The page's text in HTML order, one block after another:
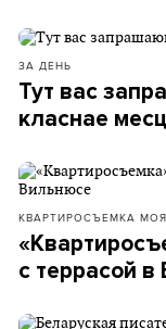
ЗА ДЕНЬ
Тут вас
класнае
КВАРТИРОСЪЕМКА
с террасой